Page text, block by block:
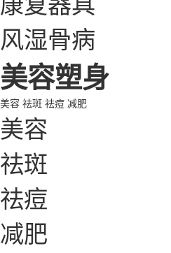
风湿骨病
美容塑身
美容 祛斑 祛痘 减肥
美容
祛斑
祛痘
减肥